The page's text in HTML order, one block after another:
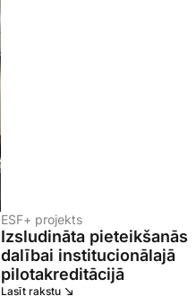
ESF+ projekts
Izsludināta pieteikšanās
dalībai institucionālajā
pilotakreditācijā
Lasīt rakstu